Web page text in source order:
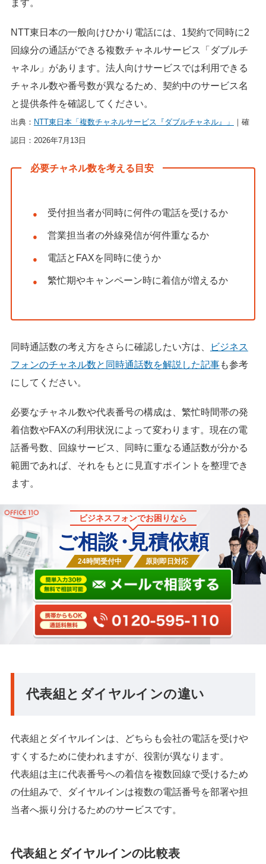
ます。
NTT東日本の一般向けひかり電話には、1契約で同時に2
回線分の通話ができる複数チャネルサービス「ダブルチ
ャネル」があります。法人向けサービスでは利用できる
チャネル数や番号数が異なるため、契約中のサービス名
と提供条件を確認してください。
出典： NTT東日本「複数チャネルサービス『ダブルチャネル』」 ｜確
認日：2026年7月13日
必要チャネル数を考える目安
受付担当者が同時に何件の電話を受けるか
営業担当者の外線発信が何件重なるか
電話とFAXを同時に使うか
繁忙期やキャンペーン時に着信が増えるか
同時通話数の考え方をさらに確認したい方は、
ビジネス
フォンのチャネル数と同時通話数を解説した記事も参考
にしてください。
必要なチャネル数や代表番号の構成は、繁忙時間帯の発
着信数やFAXの利用状況によって変わります。現在の電
話番号数、回線サービス、同時に重なる通話数が分かる
範囲であれば、それをもとに見直すポイントを整理でき
ます。
ビジネスフォンでお困りなら
ご相談・ 見積依頼
24時間受付中 原則即日対応
代表組とダイヤルインの違い
代表組とダイヤルインは、どちらも会社の電話を受けや
すくするために使われますが、役割が異なります。
代表組は主に代表番号への着信を複数回線で受けるため
の仕組みで、ダイヤルインは複数の電話番号を部署や担
当者へ振り分けるためのサービスです。
代表組とダイヤルインの比較表